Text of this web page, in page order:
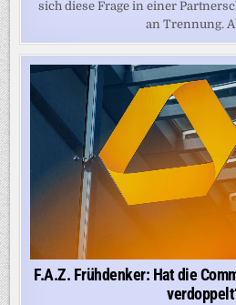
sich diese Frage in einer
an Trennung.
F.A.Z. Frühdenker: Hat die